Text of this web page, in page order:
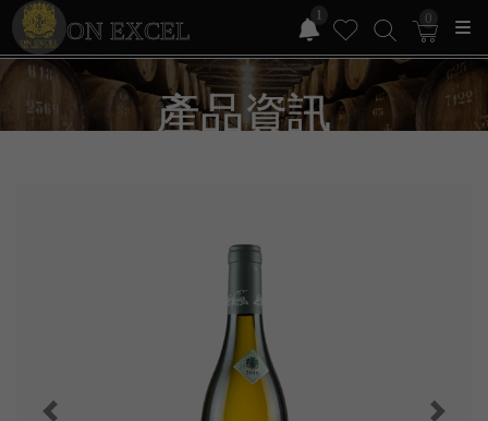
ON EXCEL
1 0
產品資訊